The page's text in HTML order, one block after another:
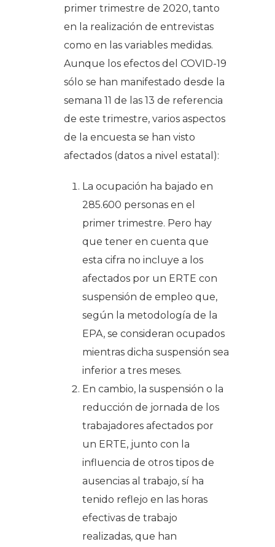
primer trimestre de 2020, tanto
en la realización de entrevistas
como en las variables medidas.
Aunque los efectos del COVID-19
sólo se han manifestado desde la
semana 11 de las 13 de referencia
de este trimestre, varios aspectos
de la encuesta se han visto
afectados (datos a nivel estatal):
La ocupación ha bajado en
285.600 personas en el
primer trimestre. Pero hay
que tener en cuenta que
esta cifra no incluye a los
afectados por un ERTE con
suspensión de empleo que,
según la metodología de la
EPA, se consideran ocupados
mientras dicha suspensión sea
inferior a tres meses.
En cambio, la suspensión o la
reducción de jornada de los
trabajadores afectados por
un ERTE, junto con la
influencia de otros tipos de
ausencias al trabajo, sí ha
tenido reflejo en las horas
efectivas de trabajo
realizadas, que han